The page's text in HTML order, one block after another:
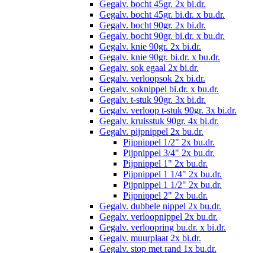
Gegalv. bocht 45gr. 2x bi.dr.
Gegalv. bocht 45gr. bi.dr. x bu.dr.
Gegalv. bocht 90gr. 2x bi.dr.
Gegalv. bocht 90gr. bi.dr. x bu.dr.
Gegalv. knie 90gr. 2x bi.dr.
Gegalv. knie 90gr. bi.dr. x bu.dr.
Gegalv. sok egaal 2x bi.dr.
Gegalv. verloopsok 2x bi.dr.
Gegalv. soknippel bi.dr. x bu.dr.
Gegalv. t-stuk 90gr. 3x bi.dr.
Gegalv. verloop t-stuk 90gr. 3x bi.dr.
Gegalv. kruisstuk 90gr. 4x bi.dr.
Gegalv. pijpnippel 2x bu.dr.
Pijpnippel 1/2" 2x bu.dr.
Pijpnippel 3/4" 2x bu.dr.
Pijpnippel 1" 2x bu.dr.
Pijpnippel 1 1/4" 2x bu.dr.
Pijpnippel 1 1/2" 2x bu.dr.
Pijpnippel 2" 2x bu.dr.
Gegalv. dubbele nippel 2x bu.dr.
Gegalv. verloopnippel 2x bu.dr.
Gegalv. verloopring bu.dr. x bi.dr.
Gegalv. muurplaat 2x bi.dr.
Gegalv. stop met rand 1x bu.dr.